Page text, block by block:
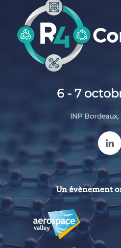
6 - 7
INP Bordeaux,
Un évènement